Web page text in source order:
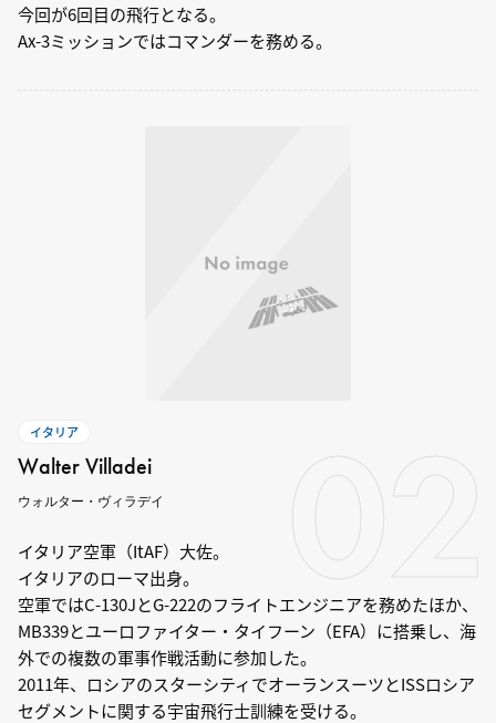
今回が6回目の飛行となる。
Ax-3ミッションではコマンダーを務める。
イタリア
Walter Villadei
ウォルター・ヴィラデイ
イタリア空軍（ItAF）大佐。
イタリアのローマ出身。
空軍ではC-130JとG-222のフライトエンジニアを務めたほか、
MB339とユーロファイター・タイフーン（EFA）に搭乗し、海
外での複数の軍事作戦活動に参加した。
2011年、ロシアのスターシティでオーランスーツとISSロシア
セグメントに関する宇宙飛行士訓練を受ける。
02